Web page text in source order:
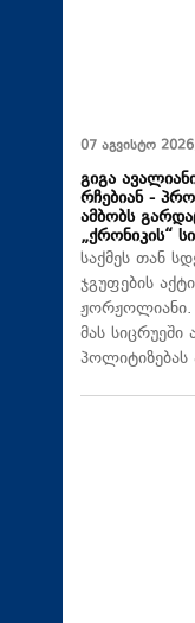
07 აგვისტო
გიგა
რჩებიან -
ამბობს
„ქრონიკის“
საქმეს თან
ჯგუფების
მას
პოლიტიზებას